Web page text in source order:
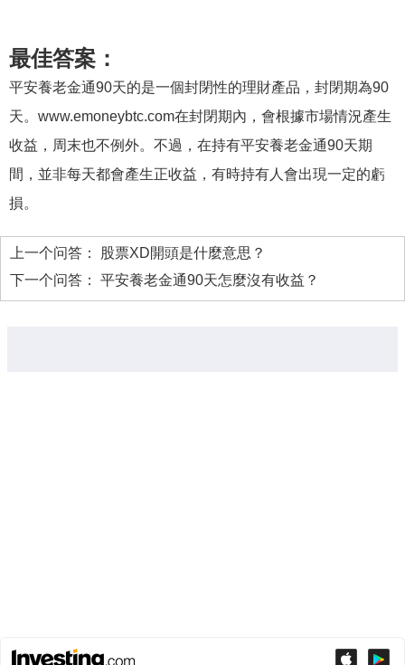
最佳答案：
平安養老金通90天的是一個封閉性的理財產品，封閉期為90
天。www.emoneybtc.com在封閉期內，會根據市場情況產生
收益，周末也不例外。不過，在持有平安養老金通90天期
間，並非每天都會產生正收益，有時持有人會出現一定的虧
損。
上一个问答：
股票XD開頭是什麼意思？
下一个问答： 平安養老金通90天怎麼沒有收益？